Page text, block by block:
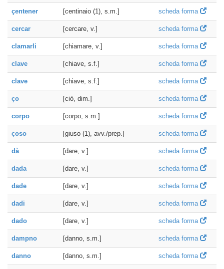
çentener [centinaio (1), s.m.] scheda forma
cercar [cercare, v.] scheda forma
clamarli [chiamare, v.] scheda forma
clave [chiave, s.f.] scheda forma
clave [chiave, s.f.] scheda forma
ço [ciò, dim.] scheda forma
corpo [corpo, s.m.] scheda forma
çoso [giuso (1), avv./prep.] scheda forma
dà [dare, v.] scheda forma
dada [dare, v.] scheda forma
dade [dare, v.] scheda forma
dadi [dare, v.] scheda forma
dado [dare, v.] scheda forma
dampno [danno, s.m.] scheda forma
danno [danno, s.m.] scheda forma